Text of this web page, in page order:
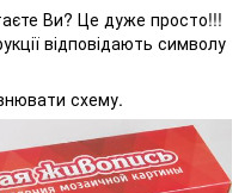
Ви? Це дуже просто!!!
відповідають символу
схему.